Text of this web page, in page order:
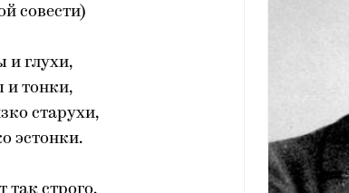
совести)
и глухи,
и тонки,
старухи,
эстонки.